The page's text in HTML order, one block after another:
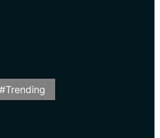
Trending